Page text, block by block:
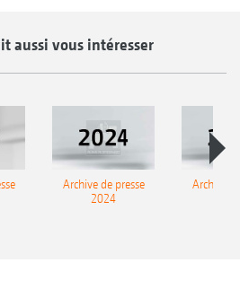
aussi vous intéresser
Archive de presse
2024
Archive